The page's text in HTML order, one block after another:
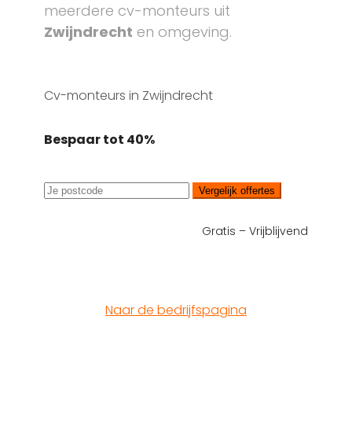
meerdere cv-monteurs uit
Zwijndrecht en omgeving.
Cv-monteurs in Zwijndrecht
Bespaar tot 40%
Vergelijk offertes
Gratis – Vrijblijvend
Naar de bedrijfspagina